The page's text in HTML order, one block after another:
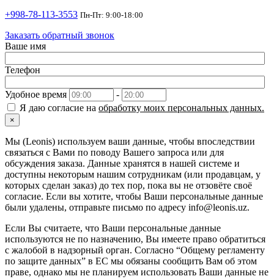
+998-78-113-3553 Пн-Пт: 9:00-18:00
Заказать обратный звонок
Ваше имя
Телефон
Удобное время
-
Я даю согласие на обработку моих персональных данных.
×
Мы (Leonis) используем ваши данные, чтобы впоследствии
связаться с Вами по поводу Вашего запроса или для
обсуждения заказа. Данные хранятся в нашей системе и
доступны некоторым нашим сотрудникам (или продавцам, у
которых сделан заказ) до тех пор, пока вы не отзовёте своё
согласие. Если вы хотите, чтобы Ваши персональные данные
были удалены, отправьте письмо по адресу info@leonis.uz.
Если Вы считаете, что Ваши персональные данные
используются не по назначению, Вы имеете право обратиться
с жалобой в надзорный орган. Согласно “Общему регламенту
по защите данных” в ЕС мы обязаны сообщить Вам об этом
праве, однако мы не планируем использовать Ваши данные не